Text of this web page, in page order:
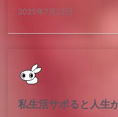
2025年7月22日
私生活サボると人生